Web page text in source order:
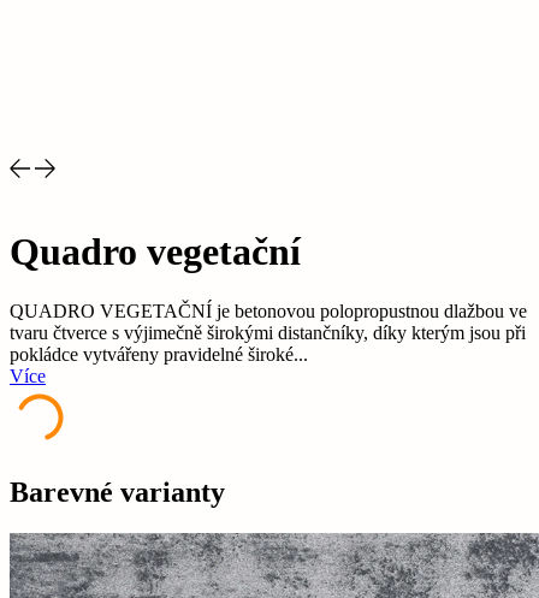
Quadro vegetační
QUADRO VEGETAČNÍ je betonovou polopropustnou dlažbou ve
tvaru čtverce s výjimečně širokými distančníky, díky kterým jsou při
pokládce vytvářeny pravidelné široké...
Více
Barevné varianty